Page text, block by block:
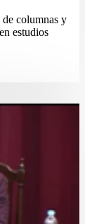
columnas y
estudios